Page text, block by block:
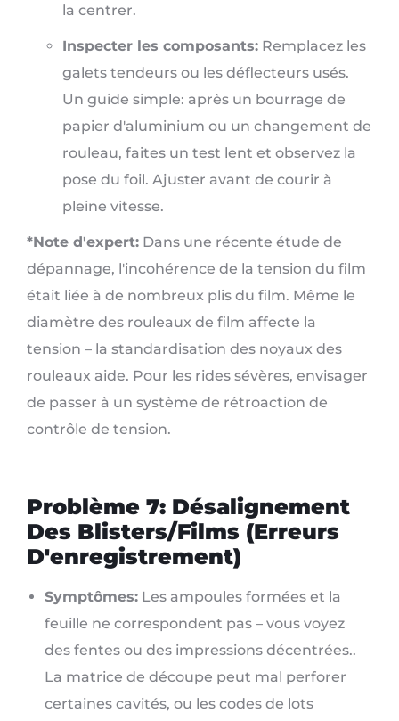
la centrer.
Inspecter les composants: Remplacez les
galets tendeurs ou les déflecteurs usés.
Un guide simple: après un bourrage de
papier d'aluminium ou un changement de
rouleau, faites un test lent et observez la
pose du foil. Ajuster avant de courir à
pleine vitesse.
*Note d'expert: Dans une récente étude de
dépannage, l'incohérence de la tension du film
était liée à de nombreux plis du film. Même le
diamètre des rouleaux de film affecte la
tension – la standardisation des noyaux des
rouleaux aide. Pour les rides sévères, envisager
de passer à un système de rétroaction de
contrôle de tension.
Problème 7: Désalignement
Des Blisters/films (Erreurs
D'enregistrement)
Symptômes: Les ampoules formées et la
feuille ne correspondent pas – vous voyez
des fentes ou des impressions décentrées..
La matrice de découpe peut mal perforer
certaines cavités, ou les codes de lots